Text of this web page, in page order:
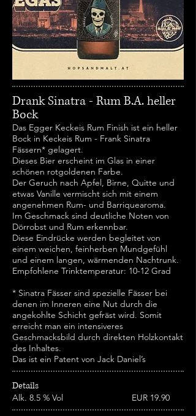
Drank Sinatra - Rum B.A. heller
Bock
Das Egger Keckeis Rum Finish ist ein heller
Bock in Keckeis Rum - Frank Sinatra
Fässern* gelagert.
Dieses Bier erscheint im Glas in einer
schönen rotgoldenen Farbe.
Der Geruch nach Apfel, Birne, Quitte und
etwas Vanille vermischt sich mit einem
angenehmen Rum- und Barriquearoma.
Im Geschmack sind deutliche Noten von
Dörrobst und Rum erkennbar.
Diese Eindrücke werden begleitet von
einem weichen, feinherben Mundgefühl
und einem langen, wärmenden Nachtrunk.
Empfohlene Trinktemperatur: 10-12 Grad
* Sinatra Fässer sind spezielle Fässer bei
denen im Inneren eine Nut durch die
angekohlte Schicht gefräst wird. Somit
erreicht man ein intensiveres
Geschmacksbild durch direkten Holzkontakt
des Inhaltes.
Das ist ein Patent von Jack Daniel’s
Details
Alk. 8.5 % Vol EUR 19.90